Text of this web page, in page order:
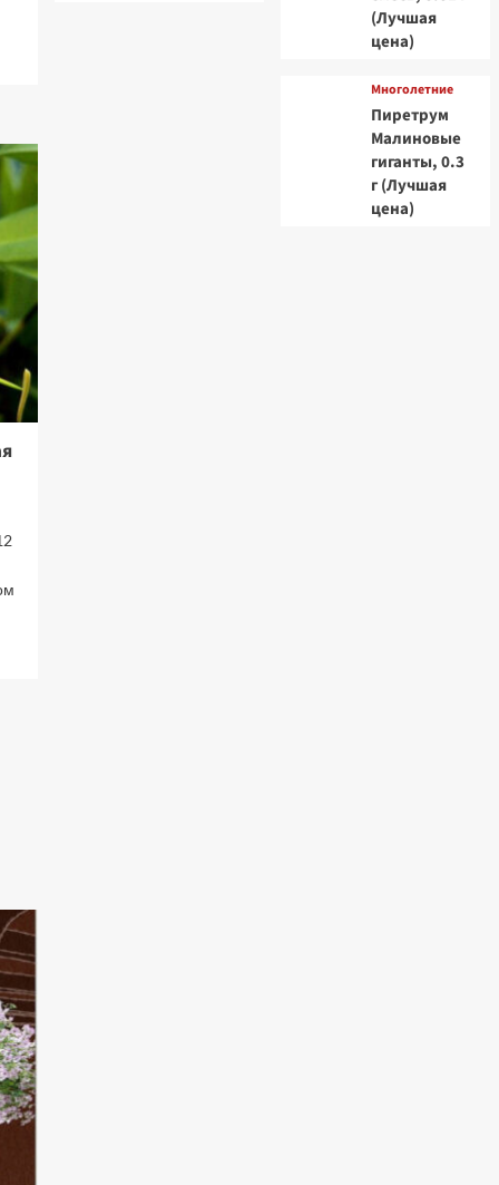
(Лучшая
цена)
Многолетние
Пиретрум
Малиновые
гиганты, 0.3
г (Лучшая
цена)